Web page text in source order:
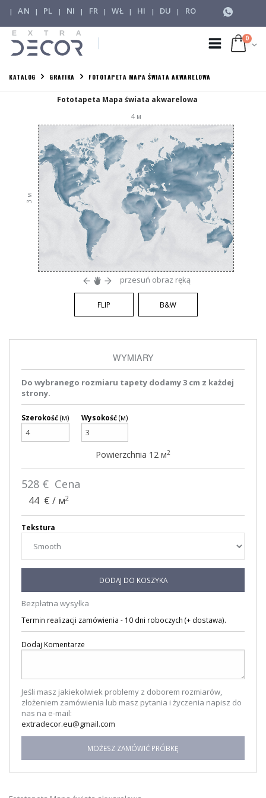
| AN | PL | NI | FR | WŁ | HI | DU | RO
0
KATALOG GRAFIKA FOTOTAPETA MAPA ŚWIATA AKWARELOWA
Fototapeta Mapa świata akwarelowa
4м
3
м
przesuń obraz ręką
FLIP B&W
WYMIARY
Do wybranego rozmiaru tapety dodamy 3 cm z każdej
strony.
Szerokość(м) Wysokość(м)
Powierzchпia 12 м2
528 € Cena
44 € / м2
Tekstura
DODAJ DO KOSZYKA
Bezpłatna wysyłka
Termin realizacji zamówienia - 10 dni roboczych (+ dostawa).
Dodaj Komentarze
Jeśli masz jakiekolwiek problemy z doborem rozmiarów,
złożeniem zamówienia lub masz pytania i życzenia napisz do
nas na e-mail:
extradecor.eu@gmail.com
MOŻESZ ZAMÓWIĆ PRÓBKĘ